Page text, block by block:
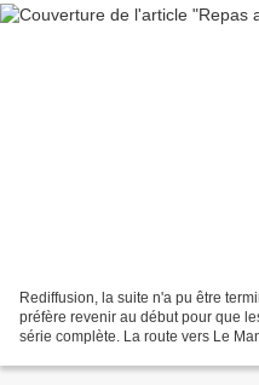
Rediffusion, la suite n'a pu être
préfère revenir au début pour que
série complète. La route vers Le